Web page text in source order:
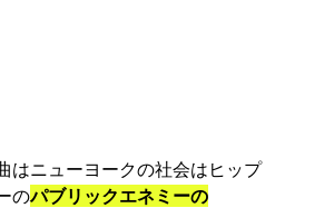
はニューヨークの社会はヒップ
のパブリックエネミーの